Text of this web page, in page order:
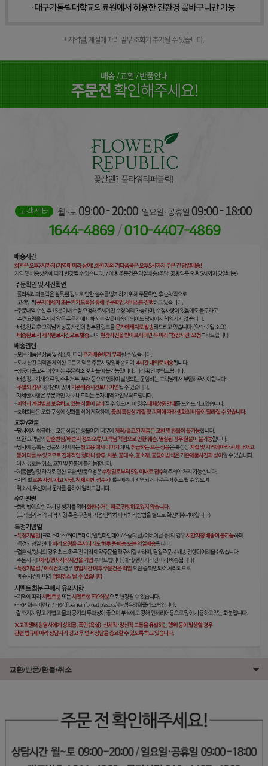
교환/반품/환불/취소